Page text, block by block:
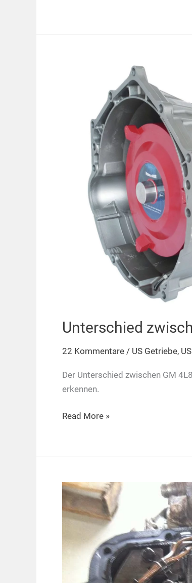
Spezifikationen
Unterschied
22 Kommentare / US Getriebe,
Der Unterschied zwischen GM
erkennen.
Unterschied
4L80E
4L60E
Read More »